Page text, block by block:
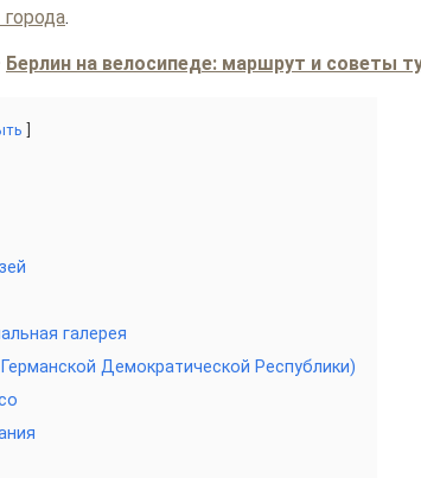
.
Берлин на велосипеде: маршрут и советы
галерея
Демократической Республики)